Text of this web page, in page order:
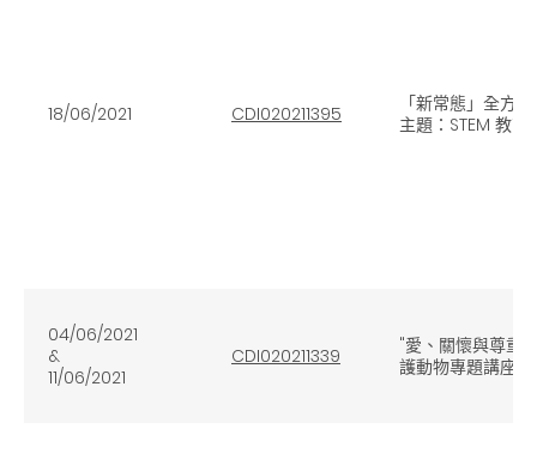
18/06/2021 CDI020211395
「新常態」全方
主題：STEM 教
04/06/2021
&
11/06/2021
CDI020211339
"愛、關懷與尊重
護動物專題講座